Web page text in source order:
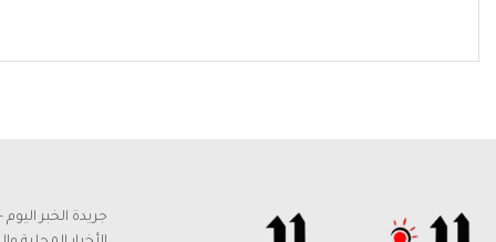
جريدة الخبر